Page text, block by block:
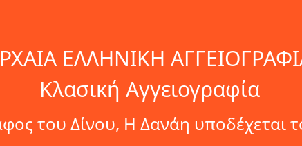
ΕΛΛΗΝΙΚΗ
Κλασική Αγγειογραφία
του Δίνου, Η Δανάη υποδέχεται